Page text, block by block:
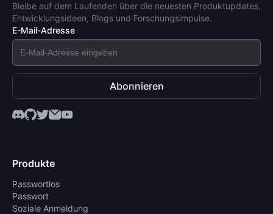
Bleibe auf dem Laufenden über die neuesten Produktupdates,
Entwicklungsideen, Blogs und Forschungsimpulse.
E-Mail-Adresse
Abonnieren
Produkte
Passwortlos
Passwort
Soziale Anmeldung